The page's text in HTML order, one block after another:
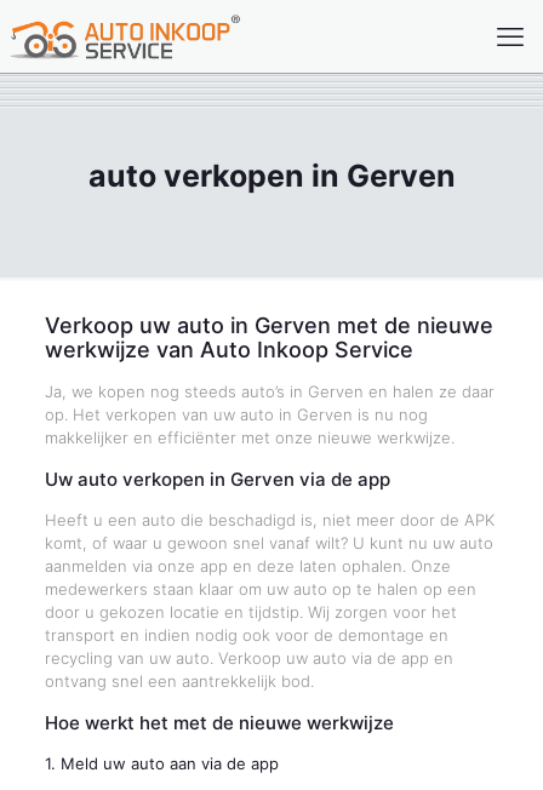
auto verkopen in Gerven
Verkoop uw auto in Gerven met de nieuwe
werkwijze van Auto Inkoop Service
Ja, we kopen nog steeds auto’s in Gerven en halen ze daar
op. Het verkopen van uw auto in Gerven is nu nog
makkelijker en efficiënter met onze nieuwe werkwijze.
Uw auto verkopen in Gerven via de app
Heeft u een auto die beschadigd is, niet meer door de APK
komt, of waar u gewoon snel vanaf wilt? U kunt nu uw auto
aanmelden via onze app en deze laten ophalen. Onze
medewerkers staan klaar om uw auto op te halen op een
door u gekozen locatie en tijdstip. Wij zorgen voor het
transport en indien nodig ook voor de demontage en
recycling van uw auto. Verkoop uw auto via de app en
ontvang snel een aantrekkelijk bod.
Hoe werkt het met de nieuwe werkwijze
1. Meld uw auto aan via de app